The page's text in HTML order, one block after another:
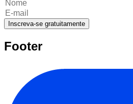
Inscreva-se gratuitamente
Footer